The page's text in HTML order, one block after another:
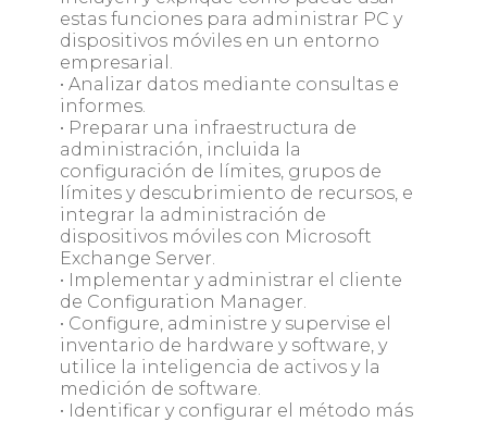
estas funciones para administrar PC y
dispositivos móviles en un entorno
empresarial.
• Analizar datos mediante consultas e
informes.
• Preparar una infraestructura de
administración, incluida la
configuración de límites, grupos de
límites y descubrimiento de recursos, e
integrar la administración de
dispositivos móviles con Microsoft
Exchange Server.
• Implementar y administrar el cliente
de Configuration Manager.
• Configure, administre y supervise el
inventario de hardware y software, y
utilice la inteligencia de activos y la
medición de software.
• Identificar y configurar el método más